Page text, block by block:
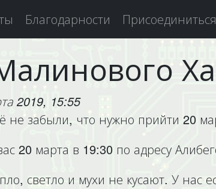
Благодарности Присоединиться
2019, 15:55
не забыли, что нужно прийти 20
20 марта в 19:30 по адресу
светло и мухи не кусают. У нас